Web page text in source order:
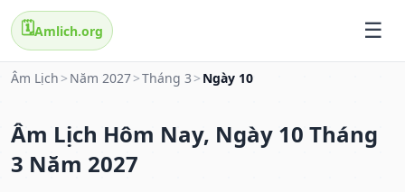
🗓️Amlich.org
Âm Lịch > Năm 2027>Tháng 3 > Ngày 10
Âm Lịch Hôm Nay, Ngày 10 Tháng
3 Năm 2027